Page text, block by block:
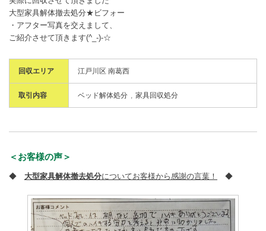
大型家具解体撤去処分★ビフォー
・アフター写真を交えまして、
ご紹介させて頂きます(^_-)-☆
回収エリア 江戸川区 南葛西
取引内容 ベッド解体処分 家具回収処分
＜お客様の声＞
◆ 大型家具解体撤去処分についてお客様から感謝の言葉！ ◆